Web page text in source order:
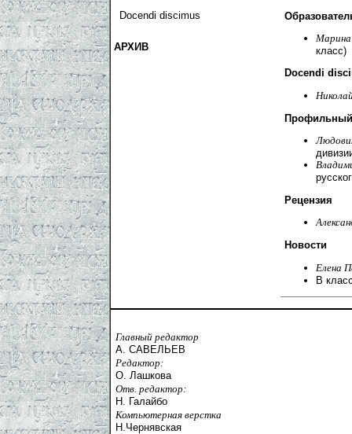
Docendi discimus
АРХИВ
класс)
Docendi
Профильный
Рецензия
Новости
Елена
В
Главный редактор
А. САВЕЛЬЕВ
Редактор:
О. Лашкова
Отв. редактор:
Н. Галайбо
Компьютерная верстка
Н.Чернявская